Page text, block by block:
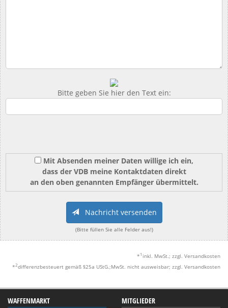
Bitte geben Sie hier den Text ein:
Mit Absenden meiner Daten willige ich ein,
dass der VDB meine Kontaktdaten direkt
an den oben genannten Empfänger übermittelt.
Nachricht versenden
(Bitte füllen Sie alle Felder aus!)
* 1 inkl. MwSt.; zzgl. Versandkosten
*2differenzbesteuert gemäß §25a UStG.;MwSt. nicht ausweisbar; zzgl. Versandkosten
WAFFENMARKT MITGLIEDER